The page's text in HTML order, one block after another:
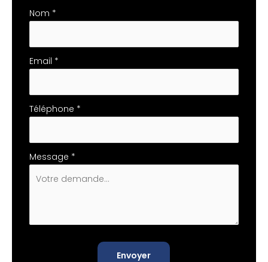
téléphone
Nom *
Email *
Téléphone *
Message *
Envoyer